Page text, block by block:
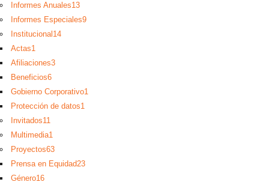
Informes Anuales13
Informes Especiales9
Institucional 14
Actas1
Afiliaciones3
Beneficios6
Gobierno Corporativo1
Protección de datos1
Invitados11
Multimedia1
Proyectos63
Prensa en Equidad23
Género16